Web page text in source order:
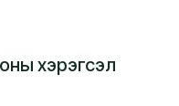
хэрэгсэл